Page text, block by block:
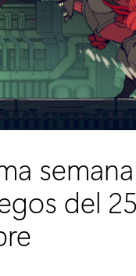
l
2
5
a
l
2
9
del